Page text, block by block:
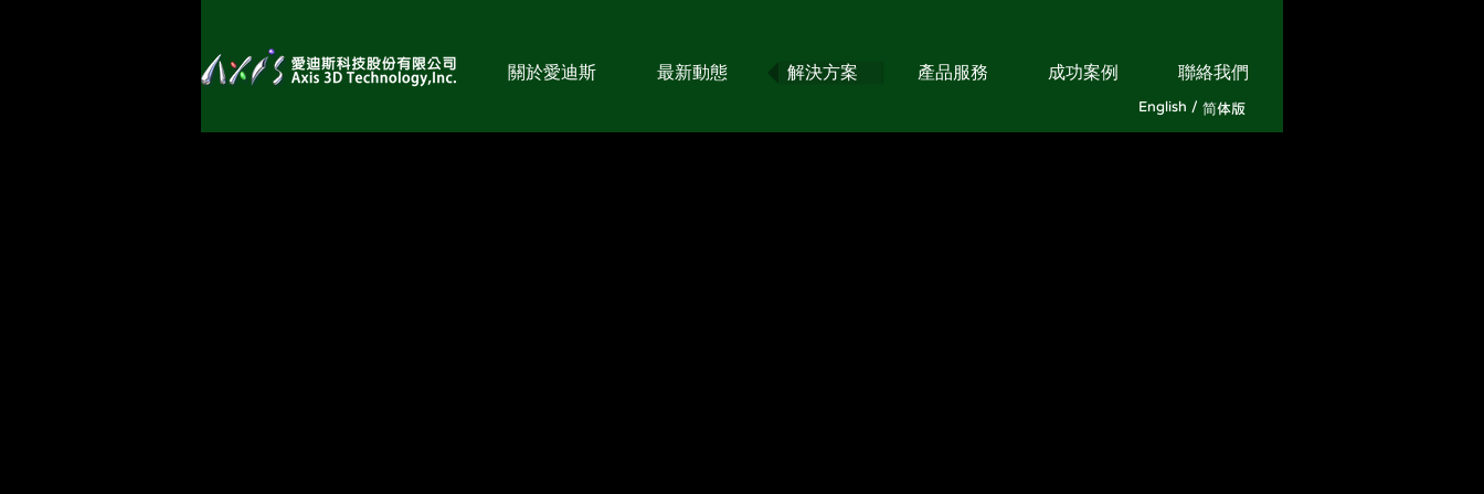
關於愛迪斯 最新動態 解決方案 產品服務 成功案例 聯絡我們
English / 简体版